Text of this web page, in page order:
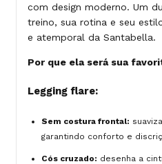
com design moderno. Um
treino, sua rotina e seu
e atemporal da Santabella.
Por que ela será sua
Legging flare:
Sem costura frontal:
garantindo conforto e
Cós cruzado: desenha a